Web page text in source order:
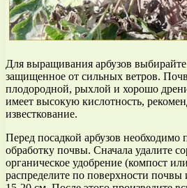
Для выращивания арбузов
защищенное от сильных ветров.
плодородной, рыхлой и хорошо
имеет высокую кислотность,
известкование.
Перед посадкой арбузов необходимо
обработку почвы. Сначала удалите
органическое удобрение (компост
распределите по поверхности почвы